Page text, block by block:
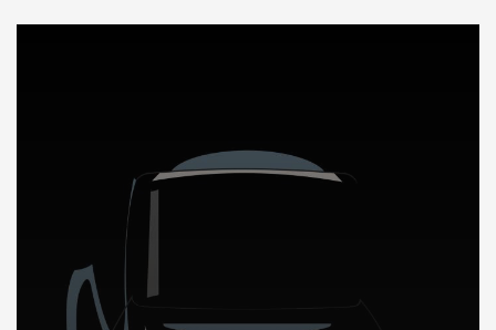
DÉCOUVREZ NOTRE IMPORTATION AUTO en Espagne